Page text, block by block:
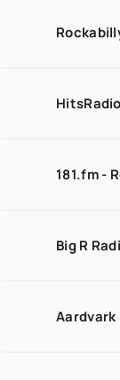
181.fm -
Big R